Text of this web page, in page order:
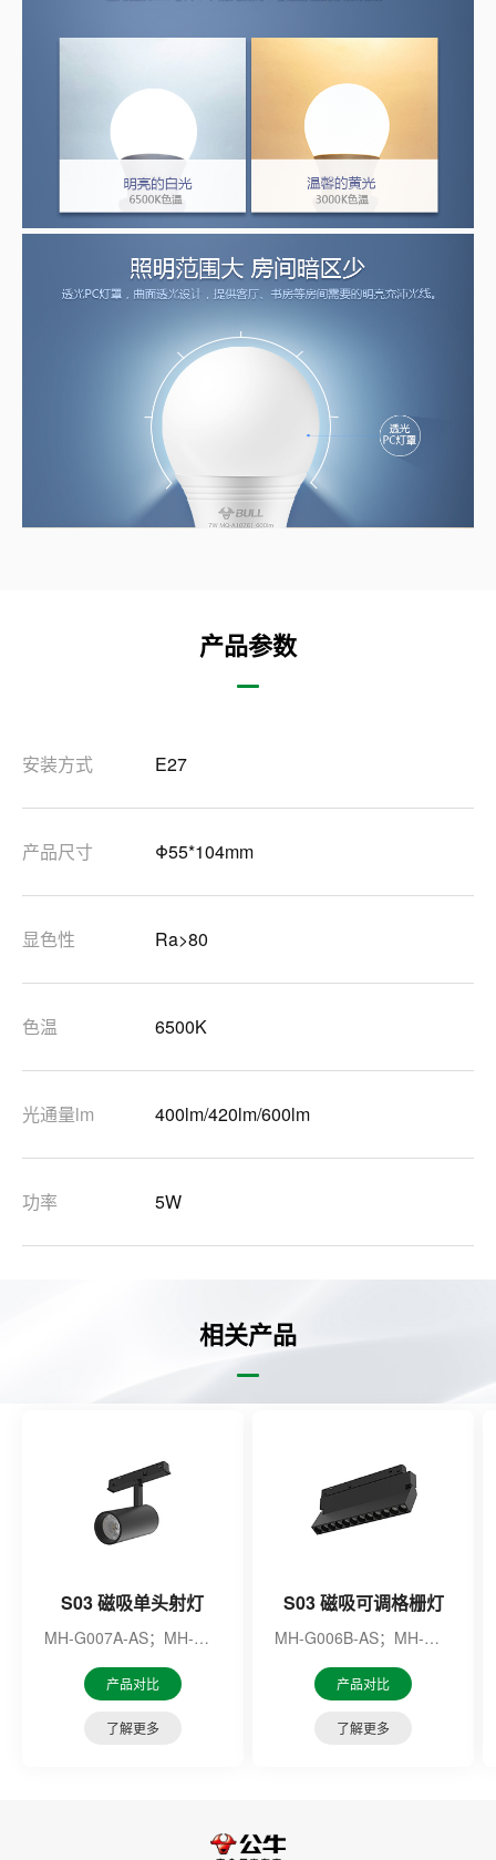
产品参数
安装方式 E27
产品尺寸 Φ55*104mm
显色性 Ra>80
色温 6500K
光通量lm 400lm/420lm/600lm
功率 5W
相关产品
S03 磁吸单头射灯
MH-G007A-AS；MH-G012D-AS；MH-G007A-ME；MH-G012D-ME
产品对比
了解更多
S03 磁吸可调格栅灯
MH-G006B-AS；MH-G012C-AS；MH-G006B-ME；MH-G012C-ME
产品对比
了解更多